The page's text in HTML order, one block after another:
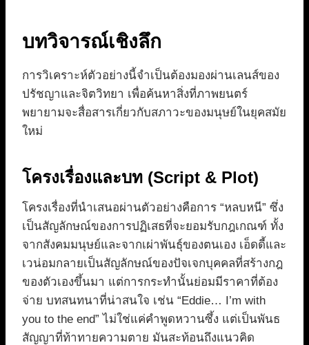
บทวิจารณ์เชิงลึก
การวิเคราะห์ตัวอย่างนี้จำเป็นต้องมองผ่านเลนส์ของ
ปรัชญาและจิตวิทยา เพื่อค้นหาสิ่งที่ภาพยนตร์
พยายามจะสื่อสารเกี่ยวกับสภาวะของมนุษย์ในยุคสมัย
ใหม่
โครงเรื่องและบท (Script & Plot)
โครงเรื่องที่นำเสนอผ่านตัวอย่างคือการ “หลบหนี” ซึ่ง
เป็นสัญลักษณ์ของการปฏิเสธที่จะยอมรับกฎเกณฑ์ ทั้ง
จากสังคมมนุษย์และจากเผ่าพันธุ์ของตนเอง เอ็ดดี้และ
เวน่อมกลายเป็นสัญลักษณ์ของปัจเจกบุคคลที่สร้างกฎ
ของตัวเองขึ้นมา แต่การกระทำนั้นย่อมมีราคาที่ต้อง
จ่าย บทสนทนาที่น่าสนใจ เช่น “Eddie… I’m with
you to the end” ไม่ใช่แค่คำพูดหวานซึ้ง แต่เป็นพันธ
สัญญาที่ท้าทายความตาย มันสะท้อนถึงแนวคิด